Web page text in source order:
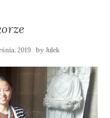
2019 byJulek